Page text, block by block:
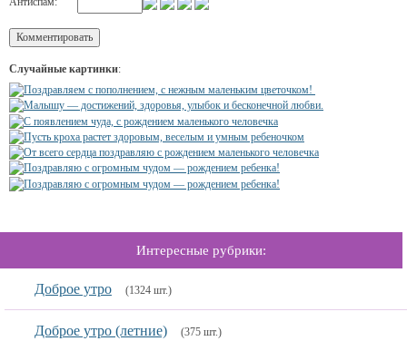
Случайные картинки:
Интересные рубрики:
Доброе утро (1324 шт.)
Доброе утро (летние) (375 шт.)